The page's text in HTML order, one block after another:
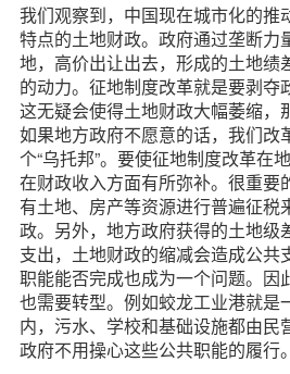
我们观察到，中国现在城市化的推
特点的土地财政。政府通过垄断力
地，高价出让出去，形成的土地绩
的动力。征地制度改革就是要剥夺
这无疑会使得土地财政大幅萎缩，
如果地方政府不愿意的话，我们改
个“乌托邦”。要使征地制度改革在
在财政收入方面有所弥补。很重要
有土地、房产等资源进行普遍征税
政。另外，地方政府获得的土地级
支出，土地财政的缩减会造成公共
职能能否完成也成为一个问题。因
也需要转型。例如蛟龙工业港就是
内，污水、学校和基础设施都由民
政府不用操心这些公共职能的履行。